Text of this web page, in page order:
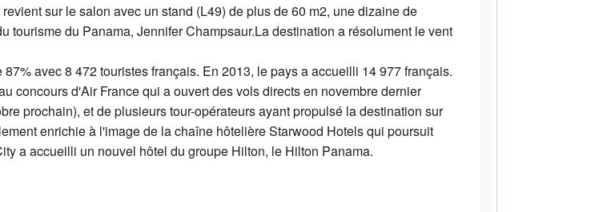
sur le salon avec un stand (L49) de plus de 60 m2, une dizaine de
tourisme du Panama, Jennifer Champsaur.La destination a résolument le vent
avec 8 472 touristes français. En 2013, le pays a accueilli 14 977 français.
concours d'Air France qui a ouvert des vols directs en novembre dernier
prochain), et de plusieurs tour-opérateurs ayant propulsé la destination sur
enrichie à l'image de la chaîne hôtelière Starwood Hotels qui poursuit
a accueilli un nouvel hôtel du groupe Hilton, le Hilton Panama.